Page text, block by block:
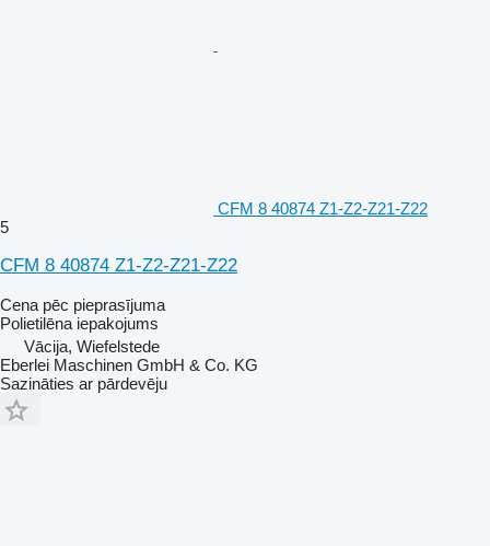
CFM 8 40874 Z1-Z2-Z21-Z22
5
CFM 8 40874 Z1-Z2-Z21-Z22
Cena pēc pieprasījuma
Polietilēna iepakojums
Vācija, Wiefelstede
Eberlei Maschinen GmbH & Co. KG
Sazināties ar pārdevēju